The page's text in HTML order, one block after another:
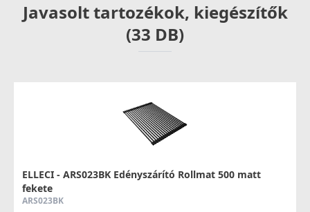
ELLECI - Csaptelep Fold Matt fekete
Javasolt tartozékok, kiegészítők
(33 DB)
ELLECI - ARS023BK Edényszárító Rollmat 500 matt
fekete
ARS023BK